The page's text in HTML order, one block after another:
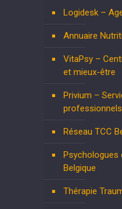
Logidesk –
Annuaire
VitaPsy –
et mieux-être
Privium –
Réseau TCC
Psychologues
Belgique
Thérapie